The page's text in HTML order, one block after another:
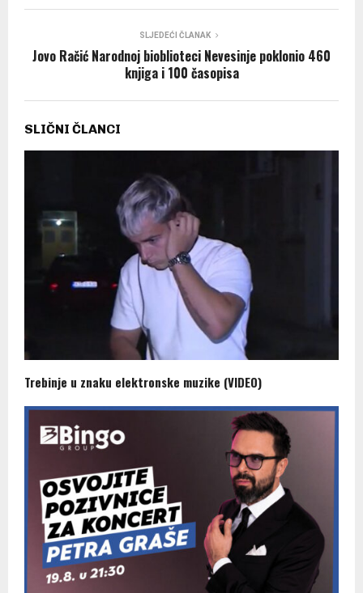
SLJEDEĆI ČLANAK
Jovo Račić Narodnoj bioblioteci Nevesinje poklonio 460
knjiga i 100 časopisa
SLIČNI ČLANCI
Trebinje u znaku elektronske muzike (VIDEO)